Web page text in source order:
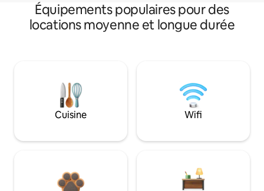
Équipements populaires pour des
locations moyenne et longue durée
Cuisine Wifi